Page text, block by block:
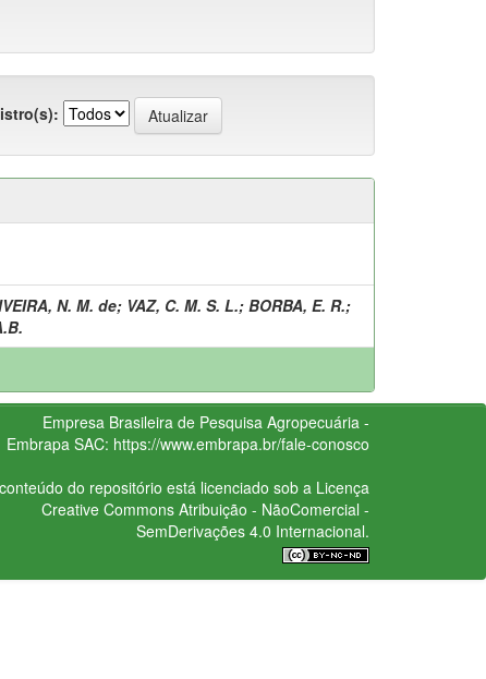
N. M. de; VAZ, C. M. S. L.; BORBA, E. R.;
Empresa Brasileira de Pesquisa Agropecuária -
Embrapa SAC: https://www.embrapa.br/fale-conosco
do repositório está licenciado sob a Licença
Creative CommonsAtribuição - NãoComercial -
SemDerivações 4.0 Internacional.